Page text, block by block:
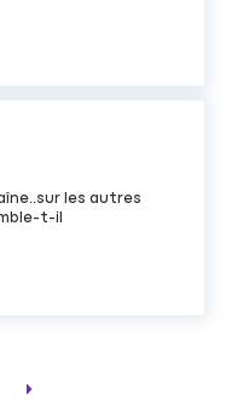
les autres
t-il